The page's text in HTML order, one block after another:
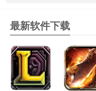
最新软件下载